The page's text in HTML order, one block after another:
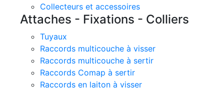
Collecteurs et accessoires
Attaches - Fixations - Colliers
Tuyaux
Raccords multicouche à visser
Raccords multicouche à sertir
Raccords Comap à sertir
Raccords en laiton à visser